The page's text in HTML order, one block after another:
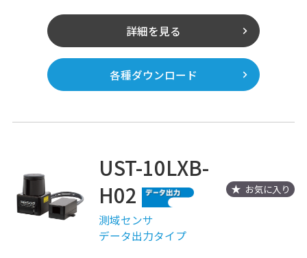
詳細を見る
各種ダウンロード
お気に入り
UST-10LXB-
H02
測域センサ
データ出力タイプ